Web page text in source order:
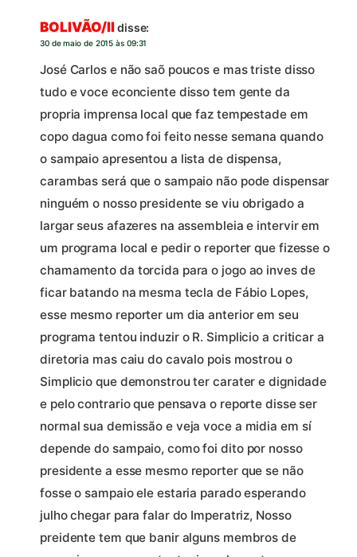
BOLIVÃO/IIdisse:
30 de maio de 2015 às 09:31
José Carlos e não saõ poucos e mas triste disso
tudo e voce econciente disso tem gente da
propria imprensa local que faz tempestade em
copo dagua como foi feito nesse semana quando
o sampaio apresentou a lista de dispensa,
carambas será que o sampaio não pode dispensar
ninguém o nosso presidente se viu obrigado a
largar seus afazeres na assembleia e intervir em
um programa local e pedir o reporter que fizesse o
chamamento da torcida para o jogo ao inves de
ficar batando na mesma tecla de Fábio Lopes,
esse mesmo reporter um dia anterior em seu
programa tentou induzir o R. Simplicio a criticar a
diretoria mas caiu do cavalo pois mostrou o
Simplicio que demonstrou ter carater e dignidade
e pelo contrario que pensava o reporte disse ser
normal sua demissão e veja voce a midia em sí
depende do sampaio, como foi dito por nosso
presidente a esse mesmo reporter que se não
fosse o sampaio ele estaria parado esperando
julho chegar para falar do Imperatriz, Nosso
preidente tem que banir alguns membros de